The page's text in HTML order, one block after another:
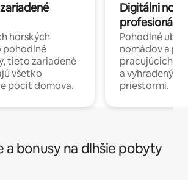
horských
pohodlné
tieto zariadené
všetko
pocit domova.
Digitálni
profesionáli
Pohodlné
nomádov a
pracujúcich
a
priestormi.
a bonusy na dlhšie pobyty